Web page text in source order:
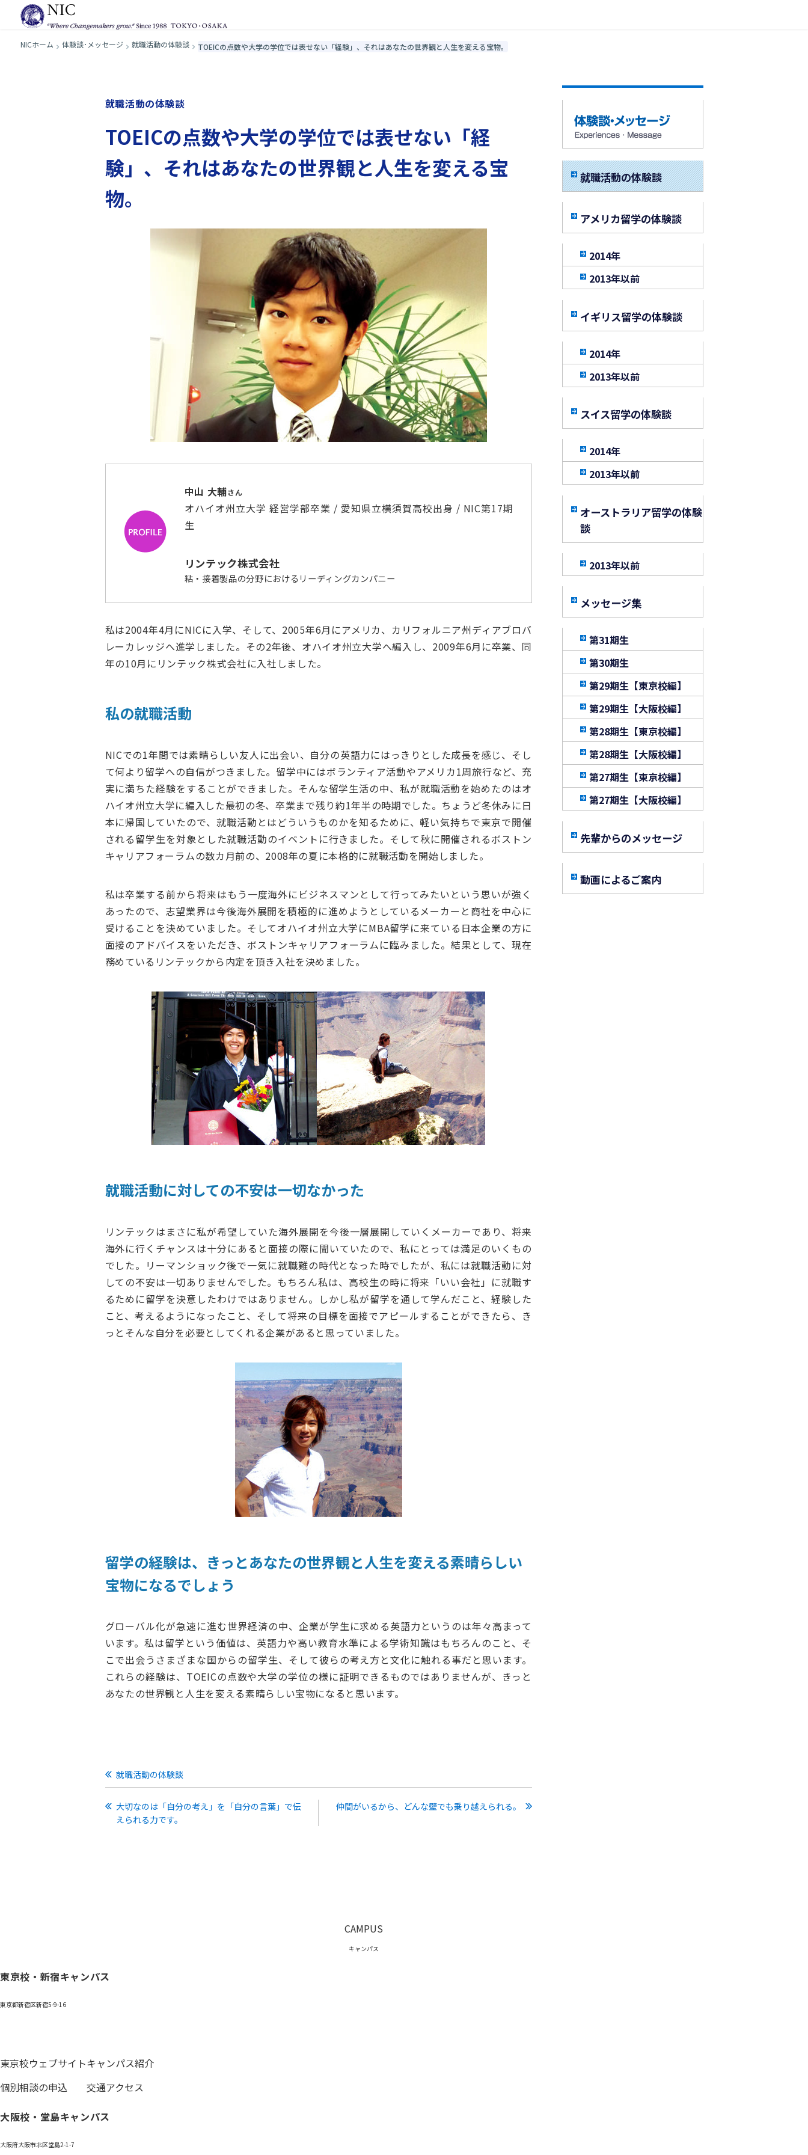
NICホーム 体験談･メッセージ 就職活動の体験談 TOEICの点数や大学の学位では表せない「経験」、それはあなたの世界観と人生を変える宝物。
就職活動の体験談
TOEICの点数や大学の学位では表せない「経
験」、それはあなたの世界観と人生を変える宝
物。
中山 大輔さん
オハイオ州立大学 経営学部卒業 / 愛知県立横須賀高校出身 / NIC第17期
生
リンテック株式会社
粘・接着製品の分野におけるリーディングカンパニー
私は2004年4月にNICに入学、そして、2005年6月にアメリカ、カリフォルニア州ディアブロバ
レーカレッジへ進学しました。その2年後、オハイオ州立大学へ編入し、2009年6月に卒業、同
年の10月にリンテック株式会社に入社しました。
私の就職活動
NICでの1年間では素晴らしい友人に出会い、自分の英語力にはっきりとした成長を感じ、そし
て何より留学への自信がつきました。留学中にはボランティア活動やアメリカ1周旅行など、充
実に満ちた経験をすることができました。そんな留学生活の中、私が就職活動を始めたのはオ
ハイオ州立大学に編入した最初の冬、卒業まで残り約1年半の時期でした。ちょうど冬休みに日
本に帰国していたので、就職活動とはどういうものかを知るために、軽い気持ちで東京で開催
される留学生を対象とした就職活動のイベントに行きました。そして秋に開催されるボストン
キャリアフォーラムの数カ月前の、2008年の夏に本格的に就職活動を開始しました。
私は卒業する前から将来はもう一度海外にビジネスマンとして行ってみたいという思いが強く
あったので、志望業界は今後海外展開を積極的に進めようとしているメーカーと商社を中心に
受けることを決めていました。そしてオハイオ州立大学にMBA留学に来ている日本企業の方に
面接のアドバイスをいただき、ボストンキャリアフォーラムに臨みました。結果として、現在
務めているリンテックから内定を頂き入社を決めました。
就職活動に対しての不安は一切なかった
リンテックはまさに私が希望していた海外展開を今後一層展開していくメーカーであり、将来
海外に行くチャンスは十分にあると面接の際に聞いていたので、私にとっては満足のいくもの
でした。リーマンショック後で一気に就職難の時代となった時でしたが、私には就職活動に対
しての不安は一切ありませんでした。もちろん私は、高校生の時に将来「いい会社」に就職す
るために留学を決意したわけではありません。しかし私が留学を通して学んだこと、経験した
こと、考えるようになったこと、そして将来の目標を面接でアピールすることができたら、き
っとそんな自分を必要としてくれる企業があると思っていました。
留学の経験は、きっとあなたの世界観と人生を変える素晴らしい
宝物になるでしょう
グローバル化が急速に進む世界経済の中、企業が学生に求める英語力というのは年々高まって
います。私は留学という価値は、英語力や高い教育水準による学術知識はもちろんのこと、そ
こで出会うさまざまな国からの留学生、そして彼らの考え方と文化に触れる事だと思います。
これらの経験は、TOEICの点数や大学の学位の様に証明できるものではありませんが、きっと
あなたの世界観と人生を変える素晴らしい宝物になると思います。
就職活動の体験談
大切なのは「自分の考え」を「自分の言葉」で伝
えられる力です。
仲間がいるから、どんな壁でも乗り越えられる。
就職活動の体験談
アメリカ留学の体験談
2014年
2013年以前
イギリス留学の体験談
2014年
2013年以前
スイス留学の体験談
2014年
2013年以前
オーストラリア留学の体験
談
2013年以前
メッセージ集
第31期生
第30期生
第29期生【東京校編】
第29期生【大阪校編】
第28期生【東京校編】
第28期生【大阪校編】
第27期生【東京校編】
第27期生【大阪校編】
先輩からのメッセージ
動画によるご案内
CAMPUS
キャンパス
東京校・新宿キャンパス
東京都新宿区新宿5-9-16
東京校ウェブサイトキャンパス紹介
個別相談の申込
交通アクセス
大阪校・堂島キャンパス
大阪府大阪市北区堂島2-1-7